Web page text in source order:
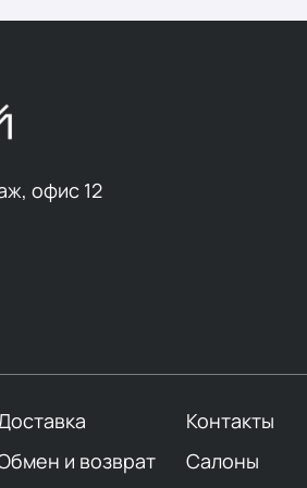
офис 12
Контакты
и возврат Салоны